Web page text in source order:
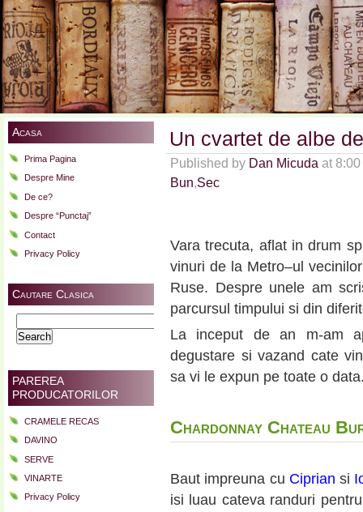
Acasa
Prima Pagina
Despre Mine
De ce?
Despre “Punctaj”
Contact
Privacy Policy
Cautare Clasica
for:
PAREREA
PRODUCATORILOR
CRAMELE RECAS
DAVINO
SERVE
VINARTE
Privacy Policy
Un cvartet de albe
Published by Dan Micuda at
Bun,Sec
Vara trecuta, aflat in drum
vinuri de la Metro–ul
Ruse. Despre unele am
parcursul timpului si din
La inceput de an m-am
degustare si vazand cate
sa vi le expun pe toate o
Chardonnay Chateau
Baut impreuna cu Ciprian si
isi luau cateva randuri